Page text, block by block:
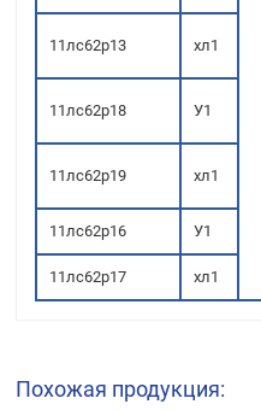
11лс62р13 хл1
11лс62р18 У1
11лс62р19 хл1
11лс62р16 У1
11лс62р17 хл1
Похожая продукция: